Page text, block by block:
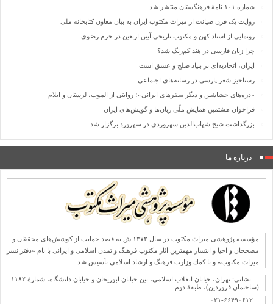
شماره ۱۰۱ نامۀ فرهنگستان منتشر شد
روایت یک قرن صیانت از میراث مکتوب ایران به بیان معاون کتابخانه ملی
رونمایی از اسناد کهن و مکتوب تاریخی آیین اربعین در حرم رضوی
چرا زبان فارسی در هند کم‌رنگ شد؟
ایران، اتحادیه‌ای بر بنیاد صلح و عشق است
رستاخیز شعر پارسی در رسانه‌های اجتماعی
«دره‌های حشاشین و دیگر سفرهای ایرانی»؛ روایتی از الموت، لرستان و ایلام
فراخوان هشتمین همایش ملّی زبان‌ها و گویش‌های ایران
بزرگداشت شیخ شهاب‌الدین سهروردی در سهرورد برگزار شد
درباره ما
مؤسسه پژوهشی میراث مكتوب در سال ۱۳۷۲ ش به قصد حمایت از كوشش‌های محققان و
مصححان و احیا و انتشار مهمترین آثار مكتوب فرهنگ و تمدن اسلامی و ایرانی با نام «دفتر نشر
میراث مكتوب» و با كمك وزارت فرهنگ و ارشاد اسلامی تأسیس شد.
نشانی: تهران، خیابان انقلاب اسلامی، بین خیابان ابوریحان و خیابان دانشگاه، شمارۀ ۱۱۸۲
(ساختمان فروردین)، طبقۀ دوم
۰۲۱-۶۶۴۹۰۶۱۲